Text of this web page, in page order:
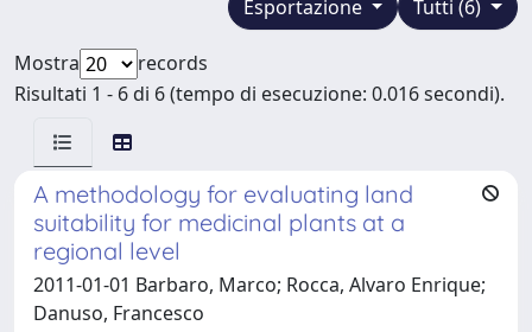
Tutti (6)
Esportazione
Mostra
records
Risultati 1 - 6 di 6 (tempo di esecuzione: 0.016 secondi).
A methodology for evaluating land
suitability for medicinal plants at a
regional level
2011-01-01 Barbaro, Marco; Rocca, Alvaro Enrique;
Danuso, Francesco